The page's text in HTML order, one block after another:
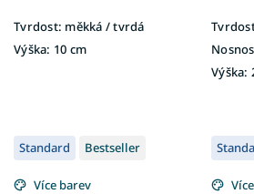
Tvrdost: měkká / tvrdá
Výška: 10 cm
Výška:
Standard Bestseller
Více barev